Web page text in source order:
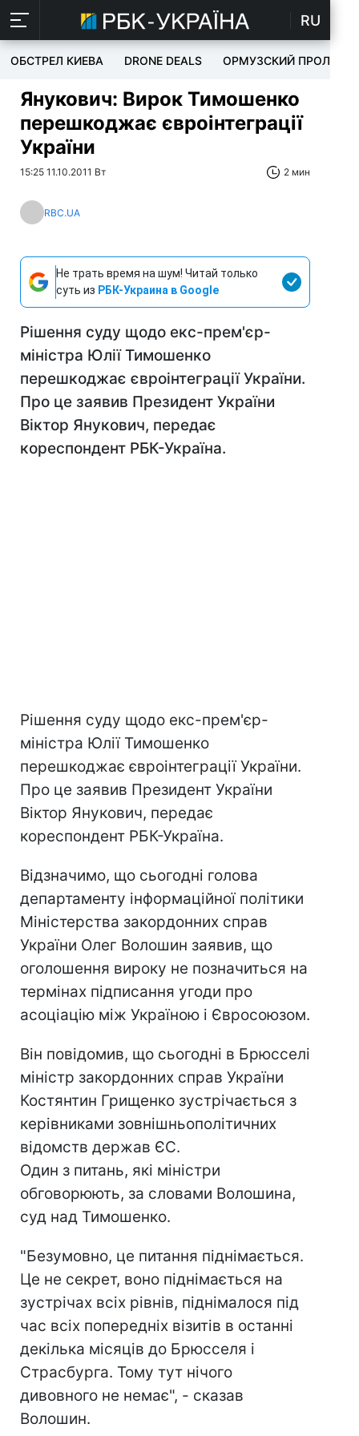
RU
ОБСТРЕЛ КИЕВА DRONE DEALS ОРМУЗСКИЙ ПРОЛИВ
Янукович: Вирок Тимошенко
перешкоджає євроінтеграції
України
15:25 11.10.2011 Вт 2 мин
RBC.UA
Не трать время на шум! Читай только
суть из РБК-Украина в Google
Рішення суду щодо екс-прем'єр-
міністра Юлії Тимошенко
перешкоджає євроінтеграції України.
Про це заявив Президент України
Віктор Янукович, передає
кореспондент РБК-Україна.
Рішення суду щодо екс-прем'єр-
міністра Юлії Тимошенко
перешкоджає євроінтеграції України.
Про це заявив Президент України
Віктор Янукович, передає
кореспондент РБК-Україна.
Відзначимо, що сьогодні голова
департаменту інформаційної політики
Міністерства закордонних справ
України Олег Волошин заявив, що
оголошення вироку не позначиться на
термінах підписання угоди про
асоціацію між Україною і Євросоюзом.
Він повідомив, що сьогодні в Брюсселі
міністр закордонних справ України
Костянтин Грищенко зустрічається з
керівниками зовнішньополітичних
відомств держав ЄС.
Один з питань, які міністри
обговорюють, за словами Волошина,
суд над Тимошенко.
"Безумовно, це питання піднімається.
Це не секрет, воно піднімається на
зустрічах всіх рівнів, піднімалося під
час всіх попередніх візитів в останні
декілька місяців до Брюсселя і
Страсбурга. Тому тут нічого
дивовного не немає", - сказав
Волошин.